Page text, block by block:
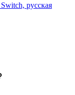
русская